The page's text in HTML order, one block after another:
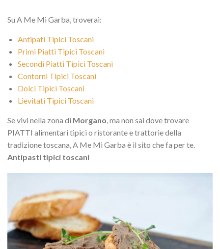
Su A Me Mi Garba, troverai:
Antipati Tipici Toscani
Primi Piatti Tipici Toscani
Secondi Piatti Tipici Toscani
Contorni Tipici Toscani
Dolci Tipici Toscani
Lievitati Tipici Toscani
Se vivi nella zona di Morgano , ma non sai dove trovare
PIATTI alimentari tipici o ristorante e trattorie della
tradizione toscana, A Me Mi Garba è il sito che fa per te.
Antipasti tipici toscani